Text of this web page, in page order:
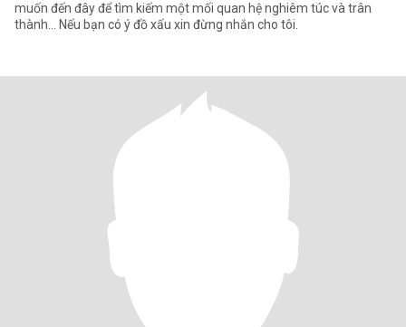
muốn đến đây để tìm kiếm một mối quan hệ nghiêm túc và trân
thành... Nếu bạn có ý đồ xấu xin đừng nhắn cho tôi.